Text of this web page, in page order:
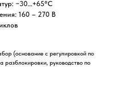
−30...+65°С
160 – 270 В
(основание с регулировкой по
разблокировки, руководство по